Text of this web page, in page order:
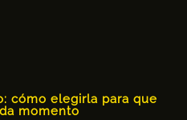
cómo elegirla para que
momento